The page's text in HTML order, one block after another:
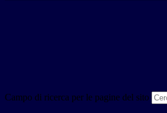
Campo di ricerca per le pagine del sito